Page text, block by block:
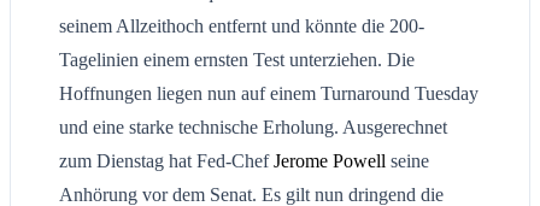
seinem Allzeithoch entfernt und könnte die 200-
Tagelinien einem ernsten Test unterziehen. Die
Hoffnungen liegen nun auf einem Turnaround Tuesday
und eine starke technische Erholung. Ausgerechnet
zum Dienstag hat Fed-ChefJerome Powell seine
Anhörung vor dem Senat. Es gilt nun dringend die